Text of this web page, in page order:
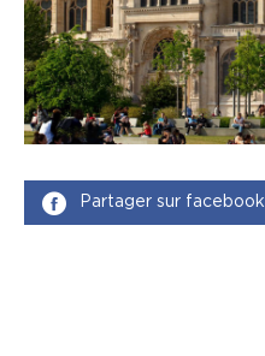
Partager sur facebook